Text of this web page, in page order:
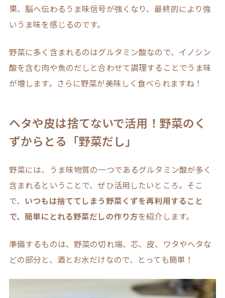
果、脳へ伝わるうま味信号が強くなり、最終的により強
いうま味を感じるのです。
野菜に多く含まれるのはグルタミン酸なので、イノシン
酸を含む肉や魚のだしと合わせて調理することでうま味
が増します。さらに野菜が美味しく食べられますね！
ヘタや皮は捨てないで活用！野菜のく
ずからとる「野菜だし」
野菜には、うま味物質の一つであるグルタミン酸が多く
含まれるということで、ぜひ活用したいところ。そこ
で、 いつもは捨ててしまう野菜くずを再利用すること
で、簡単にとれる野菜だしの作り方を紹介します。
準備するものは、野菜の切れ端、芯、皮、ワタやヘタな
どの部分と、酒とお水だけなので、とっても簡単！